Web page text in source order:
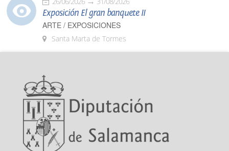
Exposición El gran banquete II
ARTE / EXPOSICIONES
Santa Marta de Tormes